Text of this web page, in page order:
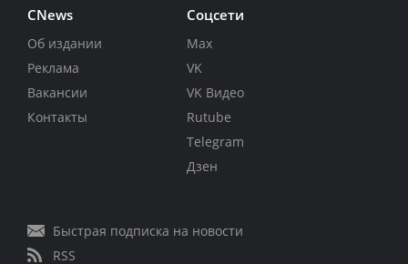
CNews
Об издании
Реклама
Вакансии
Контакты
Соцсети
Max
VK
VK Видео
Rutube
Telegram
Дзен
Быстрая подписка на новости
RSS